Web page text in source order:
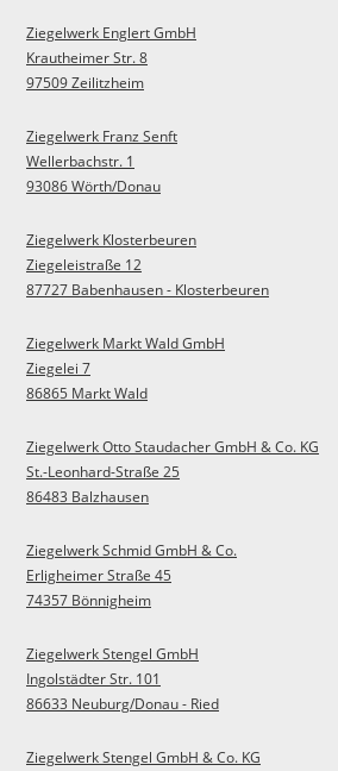
Ziegelwerk Englert GmbH
Krautheimer Str. 8
97509 Zeilitzheim
Ziegelwerk Franz Senft
Wellerbachstr. 1
93086 Wörth/Donau
Ziegelwerk Klosterbeuren
Ziegeleistraße 12
87727 Babenhausen - Klosterbeuren
Ziegelwerk Markt Wald GmbH
Ziegelei 7
86865 Markt Wald
Ziegelwerk Otto Staudacher GmbH & Co. KG
St.-Leonhard-Straße 25
86483 Balzhausen
Ziegelwerk Schmid GmbH & Co.
Erligheimer Straße 45
74357 Bönnigheim
Ziegelwerk Stengel GmbH
Ingolstädter Str. 101
86633 Neuburg/Donau - Ried
Ziegelwerk Stengel GmbH & Co. KG